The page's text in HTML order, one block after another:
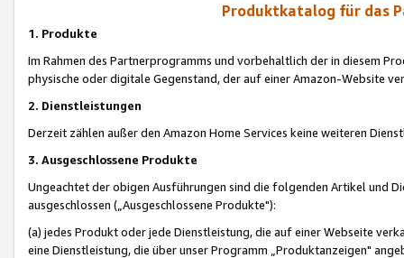
Produktkatalog für das
1. Produkte
Im Rahmen des Partnerprogramms und vorbehaltlich der in diesem
physische oder digitale Gegenstand, der auf einer Amazon-Website
2. Dienstleistungen
Derzeit zählen außer den Amazon Home Services keine weiteren
3. Ausgeschlossene Produkte
Ungeachtet der obigen Ausführungen sind die folgenden Artikel und
ausgeschlossen („Ausgeschlossene Produkte"):
(a) jedes Produkt oder jede Dienstleistung, die auf einer Webseite
eine Dienstleistung, die über unser Programm „Produktanzeigen"